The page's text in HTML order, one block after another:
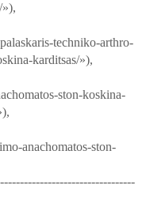
»),
techniko-arthro-
karditsas/»),
-ston-koskina-
-anachomatos-ston-